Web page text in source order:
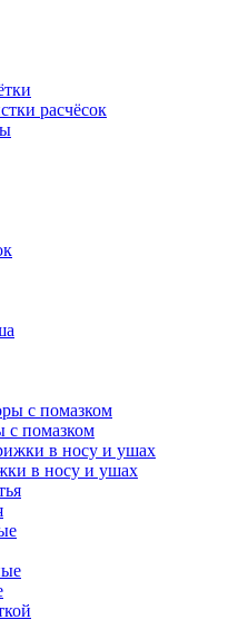
расчёсок
с помазком
в носу и ушах